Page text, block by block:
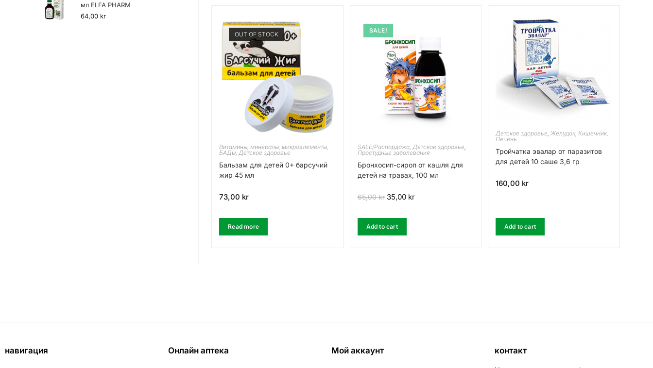
OUT OF STOCK
Витамины, минералы, микроэлементы,
БАДы Детское здоровье
Бальзам для детей 0+ барсучий
жир 45 мл
73,00 kr
Read more
SALE!
SALE/Распордажа, Детское здоровье
Простудные заболевания
Бронхосип-сироп от кашля для
детей на травах, 100 мл
65,00kr 35,00 kr
Add to cart
Детское здоровье Желудок, Кишечник,
Печень
Тройчатка эвалар от паразитов
для детей 10 саше 3,6 гр
160,00 kr
Add to cart
мл ELFA PHARM
64,00 kr
навигация Онлайн аптека Мой аккаунт контакт